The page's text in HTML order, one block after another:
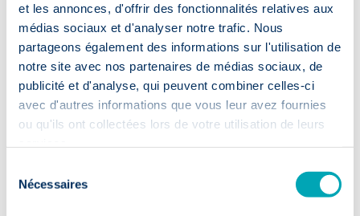
et les annonces, d'offrir des fonctionnalités relatives aux
médias sociaux et d'analyser notre trafic. Nous
partageons également des informations sur l'utilisation de
notre site avec nos partenaires de médias sociaux, de
publicité et d'analyse, qui peuvent combiner celles-ci
avec d'autres informations que vous leur avez fournies
ou qu'ils ont collectées lors de votre utilisation de leurs
Nécessaires
Nous espérons que ces recommandations vous seront utiles.
Vous désirez en discuter repérez d'autres tendance ?
Contactez-nous dès maintenant !
Articles PaHRtners liés :
Comment attirer et fidéliser les talents ?
Parole d’expert : un accompagnement professionnel réussi